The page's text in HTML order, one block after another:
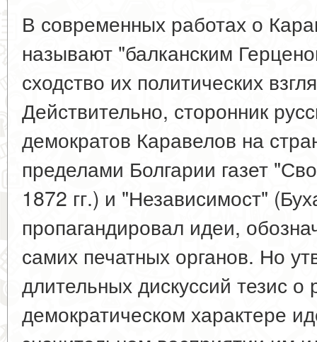
В современных работах о
называют "балканским
сходство их политических
Действительно, сторонник
демократов Каравелов на
пределами Болгарии газет
1872 гг.) и "Независимост"
пропагандировал идеи,
самих печатных органов. Но
длительных дискуссий тезис
демократическом характере